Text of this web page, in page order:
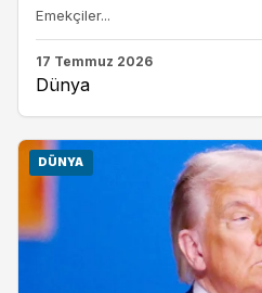
Emekçiler...
17 Temmuz 2026
Dünya
DÜNYA